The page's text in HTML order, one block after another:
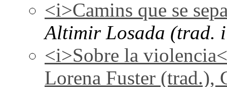
<i>Camins que se
Altimir Losada (trad.
<i>Sobre la
Lorena Fuster (trad.),